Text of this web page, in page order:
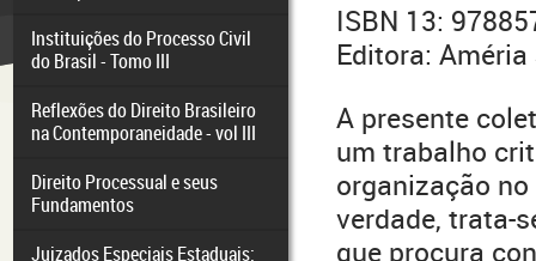
Instituições do Processo Civil
do Brasil - Tomo III
Reflexões do Direito Brasileiro
na Contemporaneidade - vol III
Direito Processual e seus
Fundamentos
Juizados Especiais Estaduais:
ISBN 13:
Editora:
A presente
um trabalho
organização
verdade, trata-
que procura